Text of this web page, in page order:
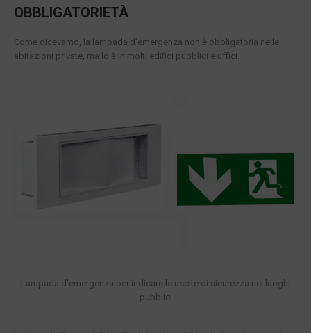
OBBLIGATORIETÀ
Come dicevamo, la lampada d’emergenza non è obbligatoria nelle
abitazioni private, ma lo è in molti edifici pubblici e uffici.
Lampada d’emergenza per indicare le uscite di sicurezza nei luoghi
pubblici